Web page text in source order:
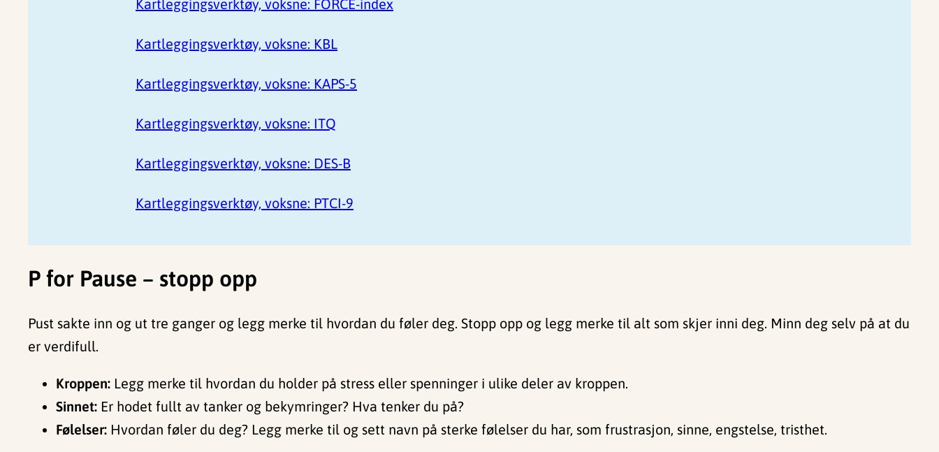
Kartleggingsverktøy, voksne: FORCE-index
Kartleggingsverktøy, voksne: KBL
Kartleggingsverktøy, voksne: KAPS-5
Kartleggingsverktøy, voksne: ITQ
Kartleggingsverktøy, voksne: DES-B
Kartleggingsverktøy, voksne: PTCI-9
P for Pause – stopp opp
Pust sakte inn og ut tre ganger og legg merke til hvordan du føler deg. Stopp opp og legg merke til alt som skjer inni deg. Minn deg selv på at du
er verdifull.
Kroppen: Legg merke til hvordan du holder på stress eller spenninger i ulike deler av kroppen.
Sinnet: Er hodet fullt av tanker og bekymringer? Hva tenker du på?
Følelser: Hvordan føler du deg? Legg merke til og sett navn på sterke følelser du har, som frustrasjon, sinne, engstelse, tristhet.